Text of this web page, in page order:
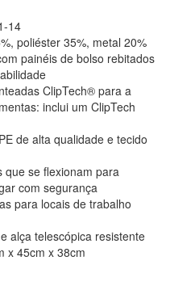
14
poliéster 35%, metal 20%
painéis de bolso rebitados
ClipTech® para a
inclui um ClipTech
de alta qualidade e tecido
que se flexionam para
com segurança
para locais de trabalho
alça telescópica resistente
x 45cm x 38cm